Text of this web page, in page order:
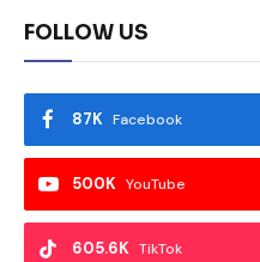
FOLLOW US
Facebook
87K
YouTube
500K
TikTok
605.6K